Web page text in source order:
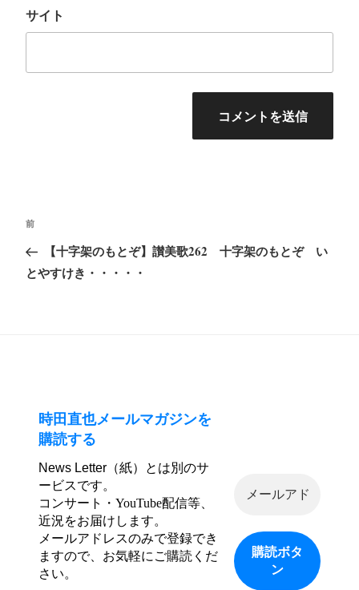
サイト
投
ナ
ビ
前
の
投
前
【十字架のもとぞ】讃美歌262 十字架のもとぞ い
とやすけき・・・・・
時田直也メールマガジンを
購読する
News Letter（紙）とは別のサ
ービスです。
コンサート・YouTube配信等、
近況をお届けします。
メールアドレスのみで登録でき
ますので、お気軽にご購読くだ
さい。